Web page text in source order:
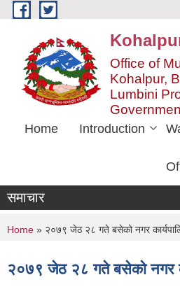
Skip to main content
Office of
Kohalpur,
Lumbini
Home Introduction
समाचार
You are here
Home » २०७९ जेठ २८ गते बसेको नगर
२०७९ जेठ २८ गते बसेको नगर